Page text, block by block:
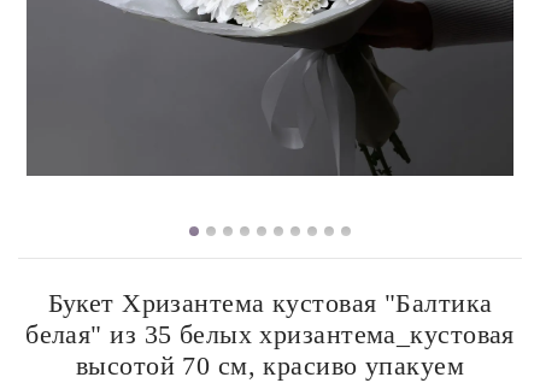
Букет Хризантема кустовая "Балтика
белая" из 35 белых хризантема_кустовая
высотой 70 см, красиво упакуем